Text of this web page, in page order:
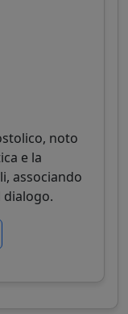
noto
e la
associando